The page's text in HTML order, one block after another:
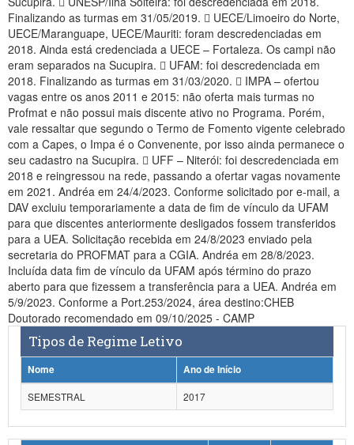
Finalizando as turmas em 31/05/2019.  UECE/Limoeiro do Norte,
UECE/Maranguape, UECE/Mauriti: foram descredenciadas em
2018. Ainda está credenciada a UECE – Fortaleza. Os campi não
eram separados na Sucupira.  UFAM: foi descredenciada em
2018. Finalizando as turmas em 31/03/2020.  IMPA – ofertou
vagas entre os anos 2011 e 2015: não oferta mais turmas no
Profmat e não possui mais discente ativo no Programa. Porém,
vale ressaltar que segundo o Termo de Fomento vigente celebrado
com a Capes, o Impa é o Convenente, por isso ainda permanece o
seu cadastro na Sucupira.  UFF – Niterói: foi descredenciada em
2018 e reingressou na rede, passando a ofertar vagas novamente
em 2021. Andréa em 24/4/2023. Conforme solicitado por e-mail, a
DAV excluiu temporariamente a data de fim de vínculo da UFAM
para que discentes anteriormente desligados fossem transferidos
para a UEA. Solicitação recebida em 24/8/2023 enviado pela
secretaria do PROFMAT para a CGIA. Andréa em 28/8/2023.
Incluída data fim de vínculo da UFAM após término do prazo
aberto para que fizessem a transferência para a UEA. Andréa em
5/9/2023. Conforme a Port.253/2024, área destino:CHEB
Doutorado recomendado em 09/10/2025 - CAMP
Tipos de Regime Letivo
Nome
Ano de Início
SEMESTRAL
2017